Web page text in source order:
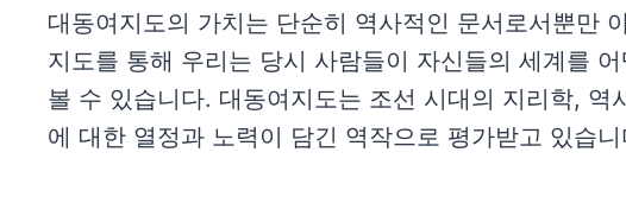
대동여지도의 가치는 단순히 역사적인 문서로서뿐만
지도를 통해 우리는 당시 사람들이 자신들의 세계를
볼 수 있습니다. 대동여지도는 조선 시대의 지리학,
에 대한 열정과 노력이 담긴 역작으로 평가받고 있습니